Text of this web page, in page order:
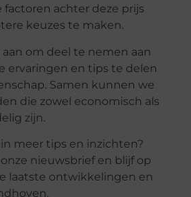
factoren achter deze prijs
keuzes te maken.
om deel te nemen aan
ervaringen en tips te delen
Samen kunnen we
die zowel economisch als
zijn.
meer tips en inzichten?
nieuwsbrief en blijf op
laatste ontwikkelingen en